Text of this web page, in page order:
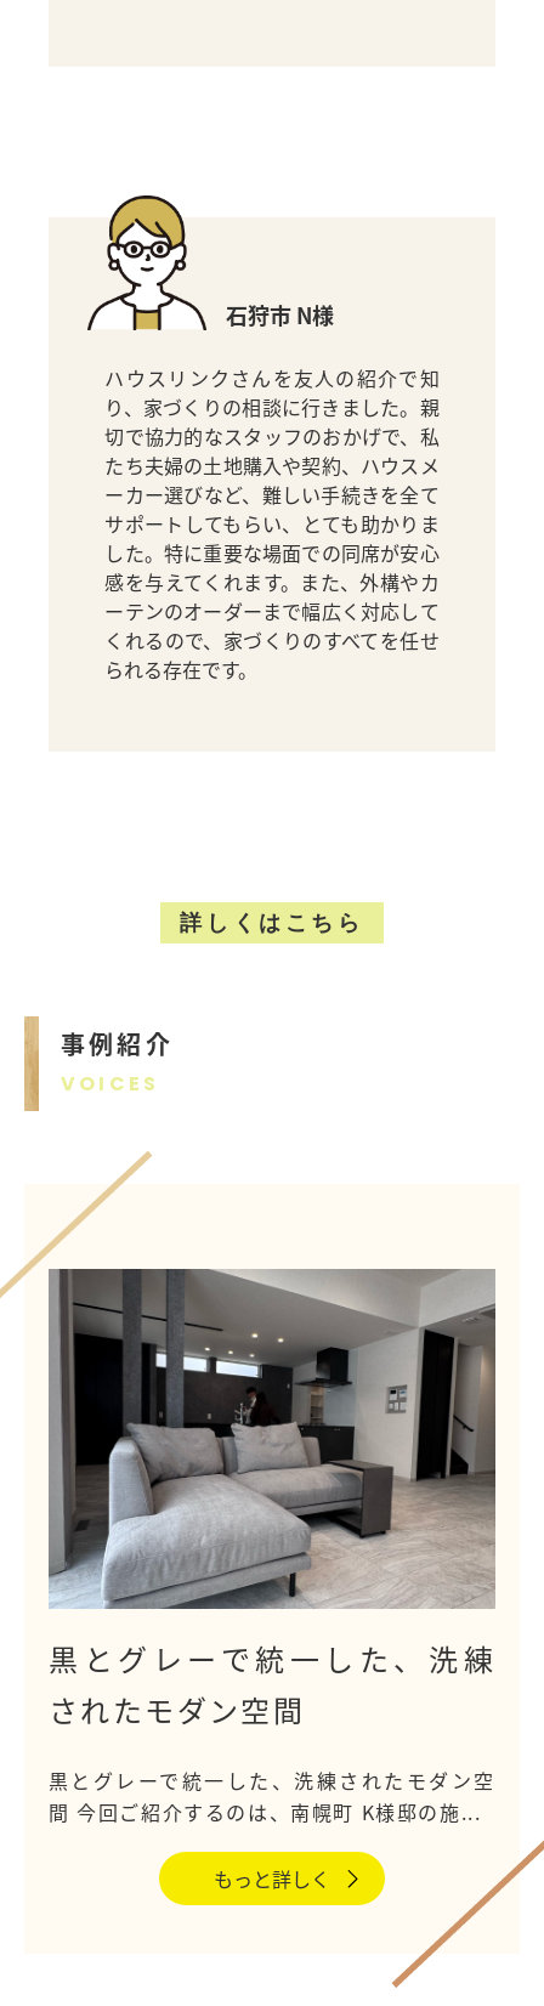
石狩市 N様
ハウスリンクさんを友人の紹介で知
り、家づくりの相談に行きました。親
切で協力的なスタッフのおかげで、私
たち夫婦の土地購入や契約、ハウスメ
ーカー選びなど、難しい手続きを全て
サポートしてもらい、とても助かりま
した。特に重要な場面での同席が安心
感を与えてくれます。また、外構やカ
ーテンのオーダーまで幅広く対応して
くれるので、家づくりのすべてを任せ
られる存在です。
詳しくはこちら
事例紹介
VOICES
黒とグレーで統一した、洗練
されたモダン空間
黒とグレーで統一した、洗練されたモダン空
間 今回ご紹介するのは、南幌町 K様邸の施...
もっと詳しく